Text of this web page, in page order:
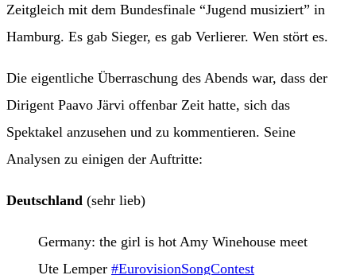
Zeitgleich mit dem Bundesfinale “Jugend musiziert” in
Hamburg. Es gab Sieger, es gab Verlierer. Wen stört es.
Die eigentliche Überraschung des Abends war, dass der
Dirigent Paavo Järvi offenbar Zeit hatte, sich das
Spektakel anzusehen und zu kommentieren. Seine
Analysen zu einigen der Auftritte:
Deutschland (sehr lieb)
Germany: the girl is hot Amy Winehouse meet
Ute Lemper #EurovisionSongContest